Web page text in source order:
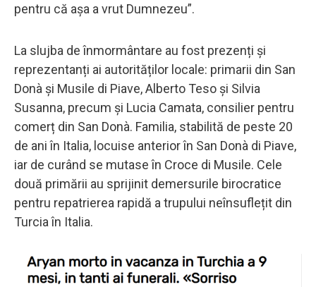
pentru că așa a vrut Dumnezeu”.
La slujba de înmormântare au fost prezenți și
reprezentanți ai autorităților locale: primarii din San
Donà și Musile di Piave, Alberto Teso și Silvia
Susanna, precum și Lucia Camata, consilier pentru
comerț din San Donà. Familia, stabilită de peste 20
de ani în Italia, locuise anterior în San Donà di Piave,
iar de curând se mutase în Croce di Musile. Cele
două primării au sprijinit demersurile birocratice
pentru repatrierea rapidă a trupului neînsuflețit din
Turcia în Italia.